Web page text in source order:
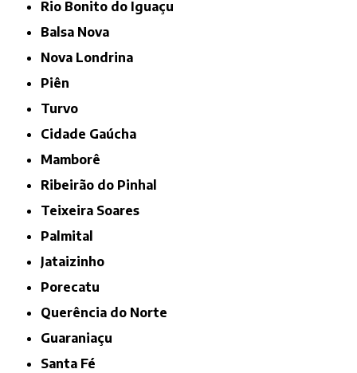
Rio Bonito do Iguaçu
Balsa Nova
Nova Londrina
Piên
Turvo
Cidade Gaúcha
Mamborê
Ribeirão do Pinhal
Teixeira Soares
Palmital
Jataizinho
Porecatu
Querência do Norte
Guaraniaçu
Santa Fé